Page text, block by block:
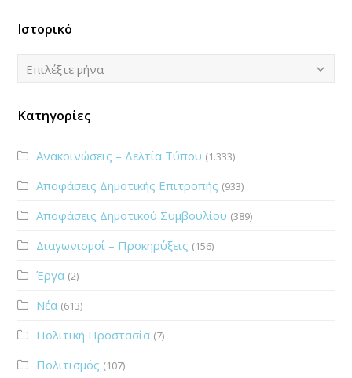
Ιστορικό
Ιστορικό
Επιλέξτε μήνα
Κατηγορίες
Ανακοινώσεις – Δελτία Τύπου (1.333)
Αποφάσεις Δημοτικής Επιτροπής (933)
Αποφάσεις Δημοτικού Συμβουλίου (389)
Διαγωνισμοί – Προκηρύξεις (156)
Έργα (2)
Νέα (613)
Πολιτική Προστασία (7)
Πολιτισμός (107)